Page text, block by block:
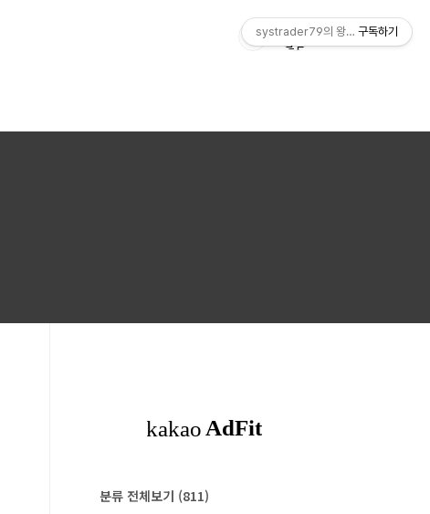
분류 전체보기 (811)
systrader79의 왕초보를 위한 주식
구독하기